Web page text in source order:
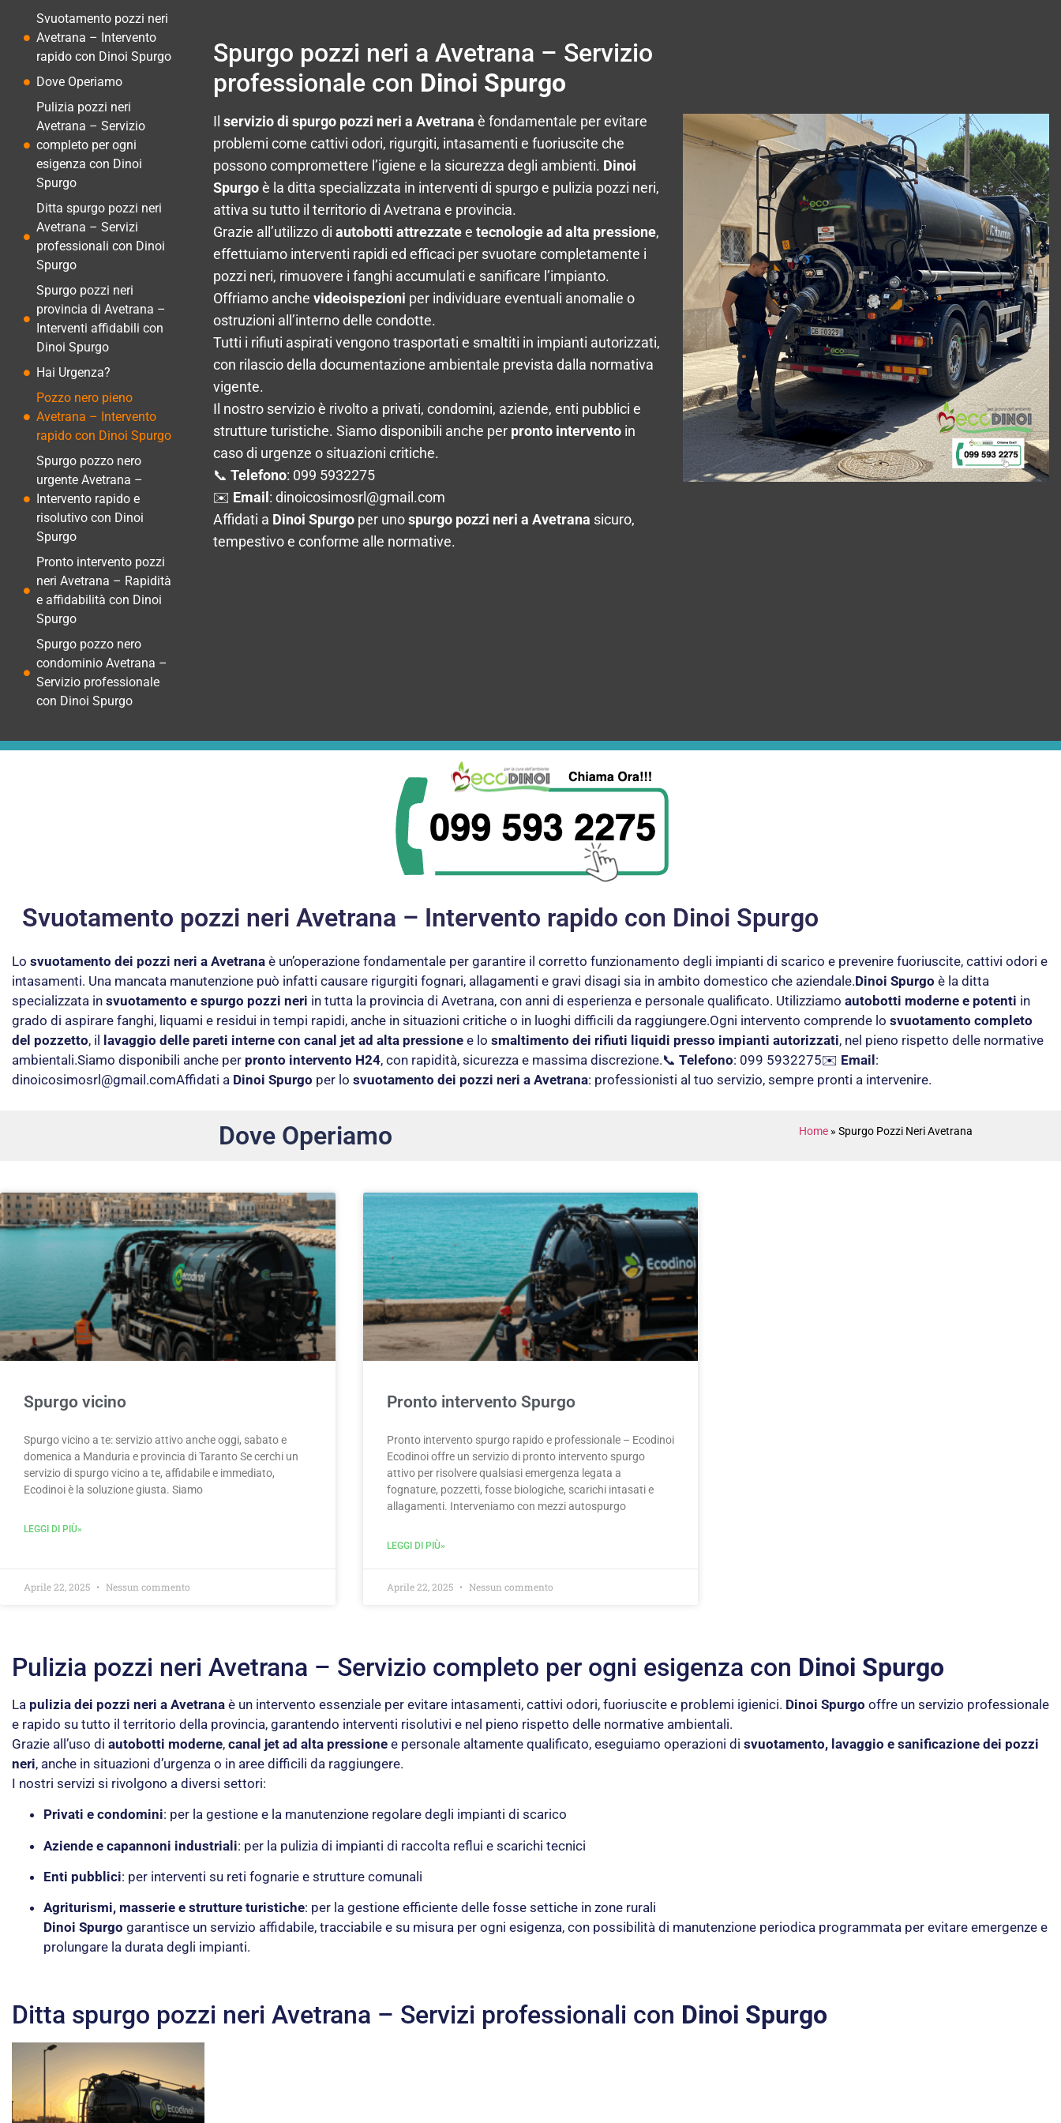
Svuotamento pozzi neri
Avetrana – Intervento
rapido con Dinoi Spurgo
Dove Operiamo
Pulizia pozzi neri
Avetrana – Servizio
completo per ogni
esigenza con Dinoi
Spurgo
Ditta spurgo pozzi neri
Avetrana – Servizi
professionali con Dinoi
Spurgo
Spurgo pozzi neri
provincia di Avetrana –
Interventi affidabili con
Dinoi Spurgo
Hai Urgenza?
Pozzo nero pieno
Avetrana – Intervento
rapido con Dinoi Spurgo
Spurgo pozzo nero
urgente Avetrana –
Intervento rapido e
risolutivo con Dinoi
Spurgo
Pronto intervento pozzi
neri Avetrana – Rapidità
e affidabilità con Dinoi
Spurgo
Spurgo pozzo nero
condominio Avetrana –
Servizio professionale
con Dinoi Spurgo
Spurgo pozzi neri a Avetrana – Servizio
professionale con Dinoi Spurgo
Ilservizio di spurgo pozzi neri a Avetrana è fondamentale per evitare
problemi come cattivi odori, rigurgiti, intasamenti e fuoriuscite che
possono compromettere l’igiene e la sicurezza degli ambienti. Dinoi
Spurgoè la ditta specializzata in interventi di spurgo e pulizia pozzi neri,
attiva su tutto il territorio di Avetrana e provincia.
Grazie all’utilizzo diautobotti attrezzateetecnologie ad alta pressione,
effettuiamo interventi rapidi ed efficaci per svuotare completamente i
pozzi neri, rimuovere i fanghi accumulati e sanificare l’impianto.
Offriamo anchevideoispezioni per individuare eventuali anomalie o
ostruzioni all’interno delle condotte.
Tutti i rifiuti aspirati vengono trasportati e smaltiti in impianti autorizzati,
con rilascio della documentazione ambientale prevista dalla normativa
vigente.
Il nostro servizio è rivolto a privati, condomini, aziende, enti pubblici e
strutture turistiche. Siamo disponibili anche per pronto intervento in
caso di urgenze o situazioni critiche.
📞Telefono: 099 5932275
✉️ Email:dinoicosimosrl@gmail.com
Affidati a Dinoi Spurgo per unospurgo pozzi neri a Avetrana sicuro,
tempestivo e conforme alle normative.
Svuotamento pozzi neri Avetrana – Intervento rapido con Dinoi Spurgo
Lo svuotamento dei pozzi neri a Avetrana è un’operazione fondamentale per garantire il corretto funzionamento degli impianti di scarico e prevenire fuoriuscite, cattivi odori e
intasamenti. Una mancata manutenzione può infatti causare rigurgiti fognari, allagamenti e gravi disagi sia in ambito domestico che aziendale.Dinoi Spurgo è la ditta
specializzata in svuotamento e spurgo pozzi neri in tutta la provincia di Avetrana, con anni di esperienza e personale qualificato. Utilizziamo autobotti moderne e potenti in
grado di aspirare fanghi, liquami e residui in tempi rapidi, anche in situazioni critiche o in luoghi difficili da raggiungere.Ogni intervento comprende lo svuotamento completo
del pozzetto, il lavaggio delle pareti interne con canal jet ad alta pressione e lo smaltimento dei rifiuti liquidi presso impianti autorizzati, nel pieno rispetto delle normative
ambientali.Siamo disponibili anche per pronto intervento H24, con rapidità, sicurezza e massima discrezione.📞 Telefono: 099 5932275✉️ Email :
dinoicosimosrl@gmail.comAffidati a Dinoi Spurgo per lo svuotamento dei pozzi neri a Avetrana: professionisti al tuo servizio, sempre pronti a intervenire.
Dove Operiamo Home » Spurgo Pozzi Neri Avetrana
Spurgo vicino
Spurgo vicino a te: servizio attivo anche oggi, sabato e
domenica a Manduria e provincia di Taranto Se cerchi un
servizio di spurgo vicino a te, affidabile e immediato,
Ecodinoi è la soluzione giusta. Siamo
LEGGI DI PIÙ»
Aprile 22, 2025 Nessun commento
Pronto intervento Spurgo
Pronto intervento spurgo rapido e professionale – Ecodinoi
Ecodinoi offre un servizio di pronto intervento spurgo
attivo per risolvere qualsiasi emergenza legata a
fognature, pozzetti, fosse biologiche, scarichi intasati e
allagamenti. Interveniamo con mezzi autospurgo
LEGGI DI PIÙ»
Aprile 22, 2025 Nessun commento
Pulizia pozzi neri Avetrana – Servizio completo per ogni esigenza con Dinoi Spurgo
La pulizia dei pozzi neri a Avetrana è un intervento essenziale per evitare intasamenti, cattivi odori, fuoriuscite e problemi igienici. Dinoi Spurgo offre un servizio professionale
e rapido su tutto il territorio della provincia, garantendo interventi risolutivi e nel pieno rispetto delle normative ambientali.
Grazie all’uso di autobotti moderne, canal jet ad alta pressione e personale altamente qualificato, eseguiamo operazioni di svuotamento, lavaggio e sanificazione dei pozzi
neri, anche in situazioni d’urgenza o in aree difficili da raggiungere.
I nostri servizi si rivolgono a diversi settori:
Privati e condomini: per la gestione e la manutenzione regolare degli impianti di scarico
Aziende e capannoni industriali: per la pulizia di impianti di raccolta reflui e scarichi tecnici
Enti pubblici: per interventi su reti fognarie e strutture comunali
Agriturismi, masserie e strutture turistiche: per la gestione efficiente delle fosse settiche in zone rurali
Dinoi Spurgo garantisce un servizio affidabile, tracciabile e su misura per ogni esigenza, con possibilità di manutenzione periodica programmata per evitare emergenze e
prolungare la durata degli impianti.
Ditta spurgo pozzi neri Avetrana – Servizi professionali con Dinoi Spurgo